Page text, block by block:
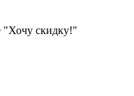
"Хочу скидку!"